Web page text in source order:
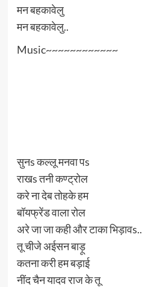
मन बहकावेलु
मन बहकावेलु..
Music~~~~~~~~~~~~
सुनs कल्लू मनवा पs
राखs तनी कण्ट्रोल
करे ना देब तोहके हम
बॉयफ्रेंड वाला रोल
अरे जा जा कही और टाका भिड़ावs..
तू चीजे अईसन बाड़ू
कतना करी हम बड़ाई
नींद चैन यादव राज के तू